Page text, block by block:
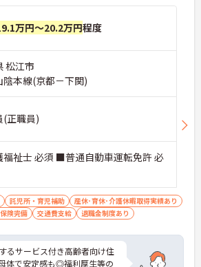
万円～20.2万円程度
松江市
陰本線(京都－下関)
(正職員)
祉士 必須 ■普通自動車運転免許 必
託児所・育児補助
産休･育休･介護休暇取得実績あり
険完備 交通費支給 退職金制度あり
るサービス付き高齢者向け住
体で安定感も◎福利厚生等の